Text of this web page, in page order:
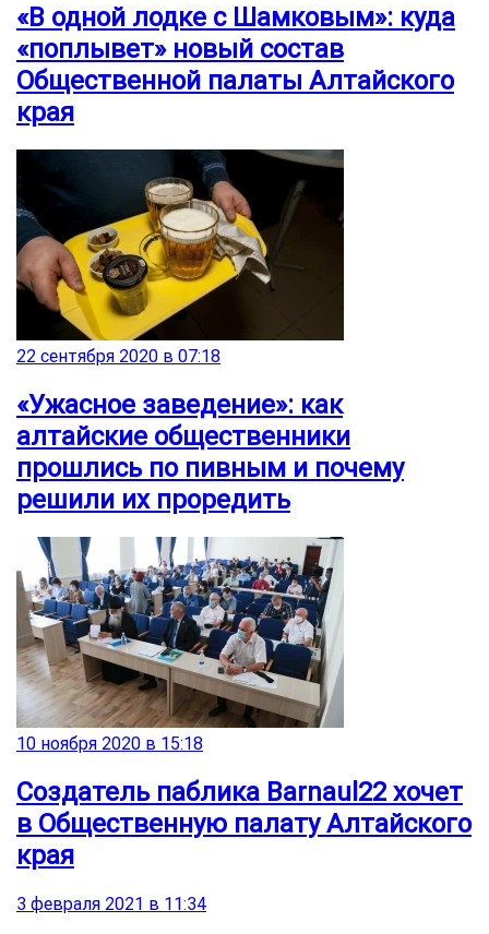
«В одной лодке с Шамковым»: куда
«поплывет» новый состав
Общественной палаты Алтайского
края
22 сентября 2020 в 07:18
«Ужасное заведение»: как
алтайские общественники
прошлись по пивным и почему
решили их проредить
10 ноября 2020 в 15:18
Создатель паблика Barnaul22 хочет
в Общественную палату Алтайского
края
3 февраля 2021 в 11:34